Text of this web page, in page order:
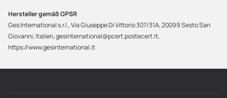
Hersteller gemäß GPSR
Ges International s.r.l., Via Giuseppe Di Vittorio 307/31A, 20099 Sesto San
Giovanni, Italien, gesinternational@pcert.postecert.it,
https://www.gesinternational.it